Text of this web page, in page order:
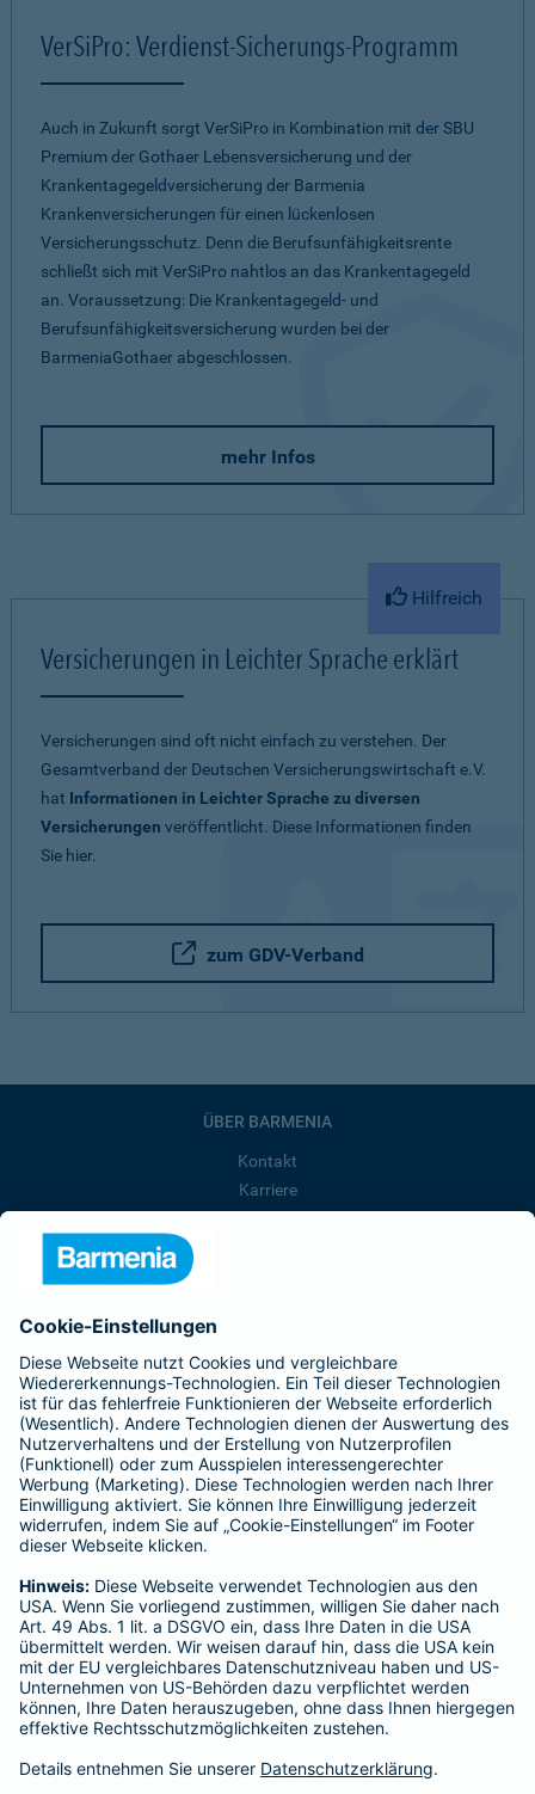
VerSiPro: Verdienst-Sicherungs-Programm
Auch in Zukunft sorgt VerSiPro in Kombination mit der SBU
Premium der Gothaer Lebensversicherung und der
Krankentagegeldversicherung der Barmenia
Krankenversicherungen für einen lückenlosen
Versicherungsschutz. Denn die Berufsunfähigkeitsrente
schließt sich mit VerSiPro nahtlos an das Krankentagegeld
an. Voraussetzung: Die Krankentagegeld- und
Berufsunfähigkeitsversicherung wurden bei der
BarmeniaGothaer abgeschlossen.
mehr Infos
Hilfreich
Versicherungen in Leichter Sprache erklärt
Versicherungen sind oft nicht einfach zu verstehen. Der
Gesamtverband der Deutschen Versicherungswirtschaft e.V.
hat Informationen in Leichter Sprache zu diversen
Versicherungen veröffentlicht. Diese Informationen finden
Sie hier.
zum GDV-Verband
ÜBER BARMENIA
Kontakt
Karriere
Barmenia ist Teil der BarmeniaGothaer
BELIEBTE SEITEN
Kranken-Zusatzversicherung
Tierversicherungen
Haftpflichtversicherung
Hausratversicherung
Adresse ändern
Schaden melden
Kilometerstandsmeldung
Serviceübersicht